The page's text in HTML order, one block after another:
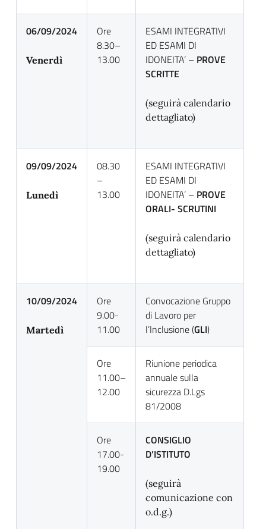
06/09/2024
Venerdì
Ore
8.30–
13.00
ESAMI INTEGRATIVI
ED ESAMI DI
IDONEITA’ – PROVE
SCRITTE
(seguirà calendario
dettagliato)
09/09/2024
Lunedì
08.30
–
13.00
ESAMI INTEGRATIVI
ED ESAMI DI
IDONEITA’ – PROVE
ORALI- SCRUTINI
(seguirà calendario
dettagliato)
10/09/2024
Martedì
Ore
9.00-
11.00
Convocazione Gruppo
di Lavoro per
l’Inclusione (GLI)
Ore
11.00–
12.00
Riunione periodica
annuale sulla
sicurezza D.Lgs
81/2008
Ore
17.00-
19.00
CONSIGLIO
D’ISTITUTO
(seguirà
comunicazione con
o.d.g.)